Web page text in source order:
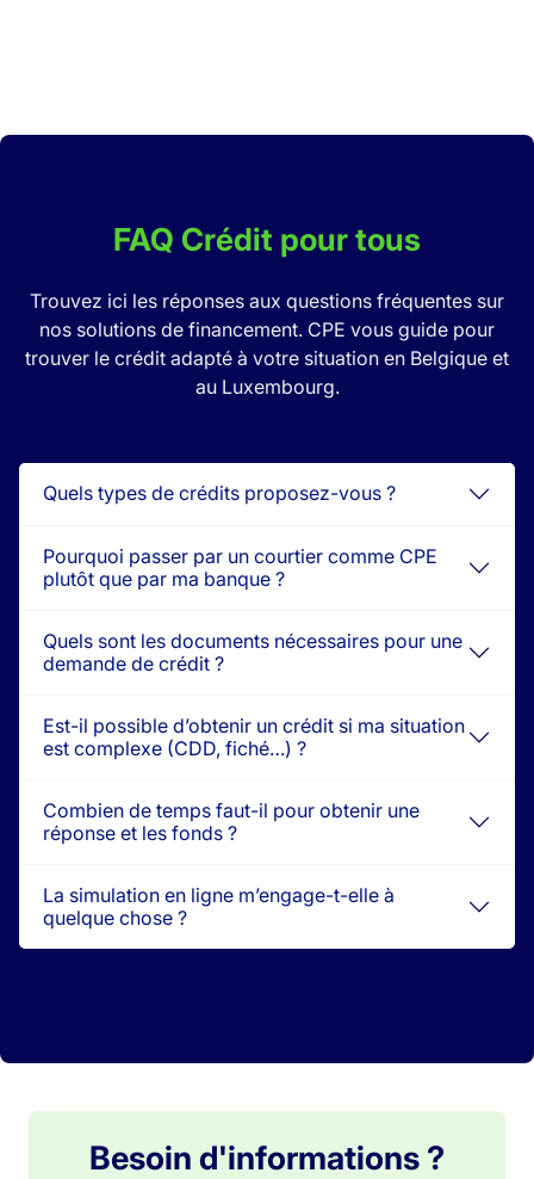
FAQ Crédit pour tous
Trouvez ici les réponses aux questions fréquentes sur
nos solutions de financement. CPE vous guide pour
trouver le crédit adapté à votre situation en Belgique et
au Luxembourg.
Quels types de crédits proposez-vous ?
Pourquoi passer par un courtier comme CPE
plutôt que par ma banque ?
Quels sont les documents nécessaires pour une
demande de crédit ?
Est-il possible d’obtenir un crédit si ma situation
est complexe (CDD, fiché…) ?
Combien de temps faut-il pour obtenir une
réponse et les fonds ?
La simulation en ligne m’engage-t-elle à
quelque chose ?
Besoin d'informations ?